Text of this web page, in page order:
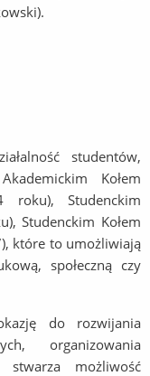
studentów,
Kołem
roku), Studenckim
Studenckim Kołem
które to umożliwiają
społeczną czy
do rozwijania
organizowania
możliwość